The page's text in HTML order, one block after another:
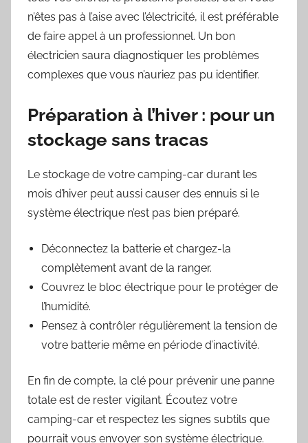
n’êtes pas à l’aise avec l’électricité, il est préférable
de faire appel à un professionnel. Un bon
électricien saura diagnostiquer les problèmes
complexes que vous n’auriez pas pu identifier.
Préparation à l’hiver : pour un
stockage sans tracas
Le stockage de votre camping-car durant les
mois d’hiver peut aussi causer des ennuis si le
système électrique n’est pas bien préparé.
Déconnectez la batterie et chargez-la
complètement avant de la ranger.
Couvrez le bloc électrique pour le protéger de
l’humidité.
Pensez à contrôler régulièrement la tension de
votre batterie même en période d’inactivité.
En fin de compte, la clé pour prévenir une panne
totale est de rester vigilant. Écoutez votre
camping-car et respectez les signes subtils que
pourrait vous envoyer son système électrique.